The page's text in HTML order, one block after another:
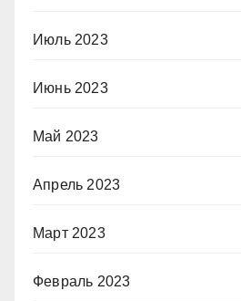
Июль 2023
Июнь 2023
Май 2023
Апрель 2023
Март 2023
Февраль 2023